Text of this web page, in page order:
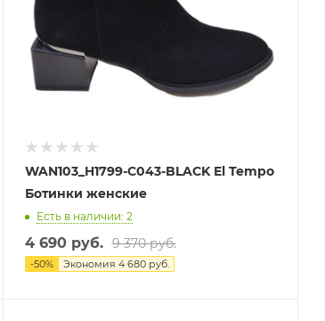
WAN103_H1799-C043-BLACK El Tempo
Ботинки женские
Есть в наличии: 2
4 690 руб. 9 370 руб.
-50% Экономия 4 680 руб.